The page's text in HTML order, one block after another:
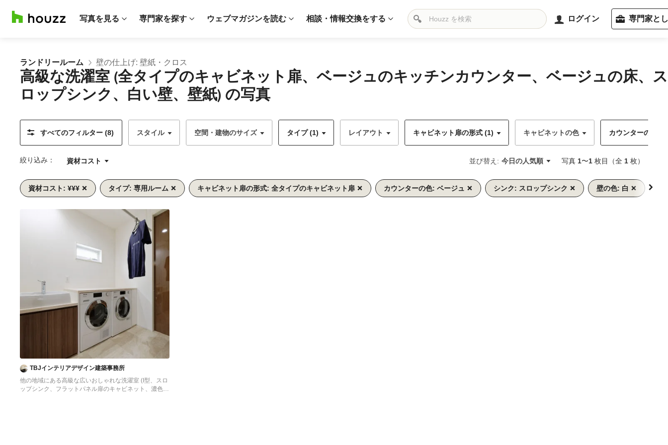
写真を見る 専門家を探す ウェブマガジンを読む 相談・情報交換をする ログイン 専門家と
ランドリールーム 壁の仕上げ: 壁紙・クロス
高級な洗濯室 (全タイプのキャビネット扉、ベージュのキッチンカウンター、ベージュの床、ス
ロップシンク、白い壁、壁紙) の写真
すべてのフィルター (8) スタイル 空間・建物のサイズ タイプ (1) レイアウト キャビネット扉の形式 (1) キャビネットの色 カウンターの色 (1)
絞り込み： 資材コスト 並び替え: 今日の人気順 写真 1〜1 枚目（全 1 枚）
資材コスト: ¥¥¥ タイプ: 専用ルーム キャビネット扉の形式: 全タイプのキャビネット扉 カウンターの色: ベージュ シンク: スロップシンク 壁の色: 白
TBJインテリアデザイン建築事務所
他の地域にある高級な広いおしゃれな洗濯室 (I型、スロ
ップシンク、フラットパネル扉のキャビネット、濃色木